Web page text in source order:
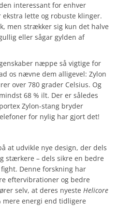
interessant for enhver
lette og robuste klinger.
men strækker sig kun det halve
eller sågar gylden af
næppe så vigtige for
os nævne dem alligevel: Zylon
over 780 grader Celsius. Og
68 % ilt. Der er således
Zylon-stang bryder
for nylig har gjort det!
at udvikle nye design, der dels
stærkere – dels sikre en bedre
Denne forskning har
eftervibrationer og bedre
selv, at deres nyeste Helicore
mere energi end tidligere